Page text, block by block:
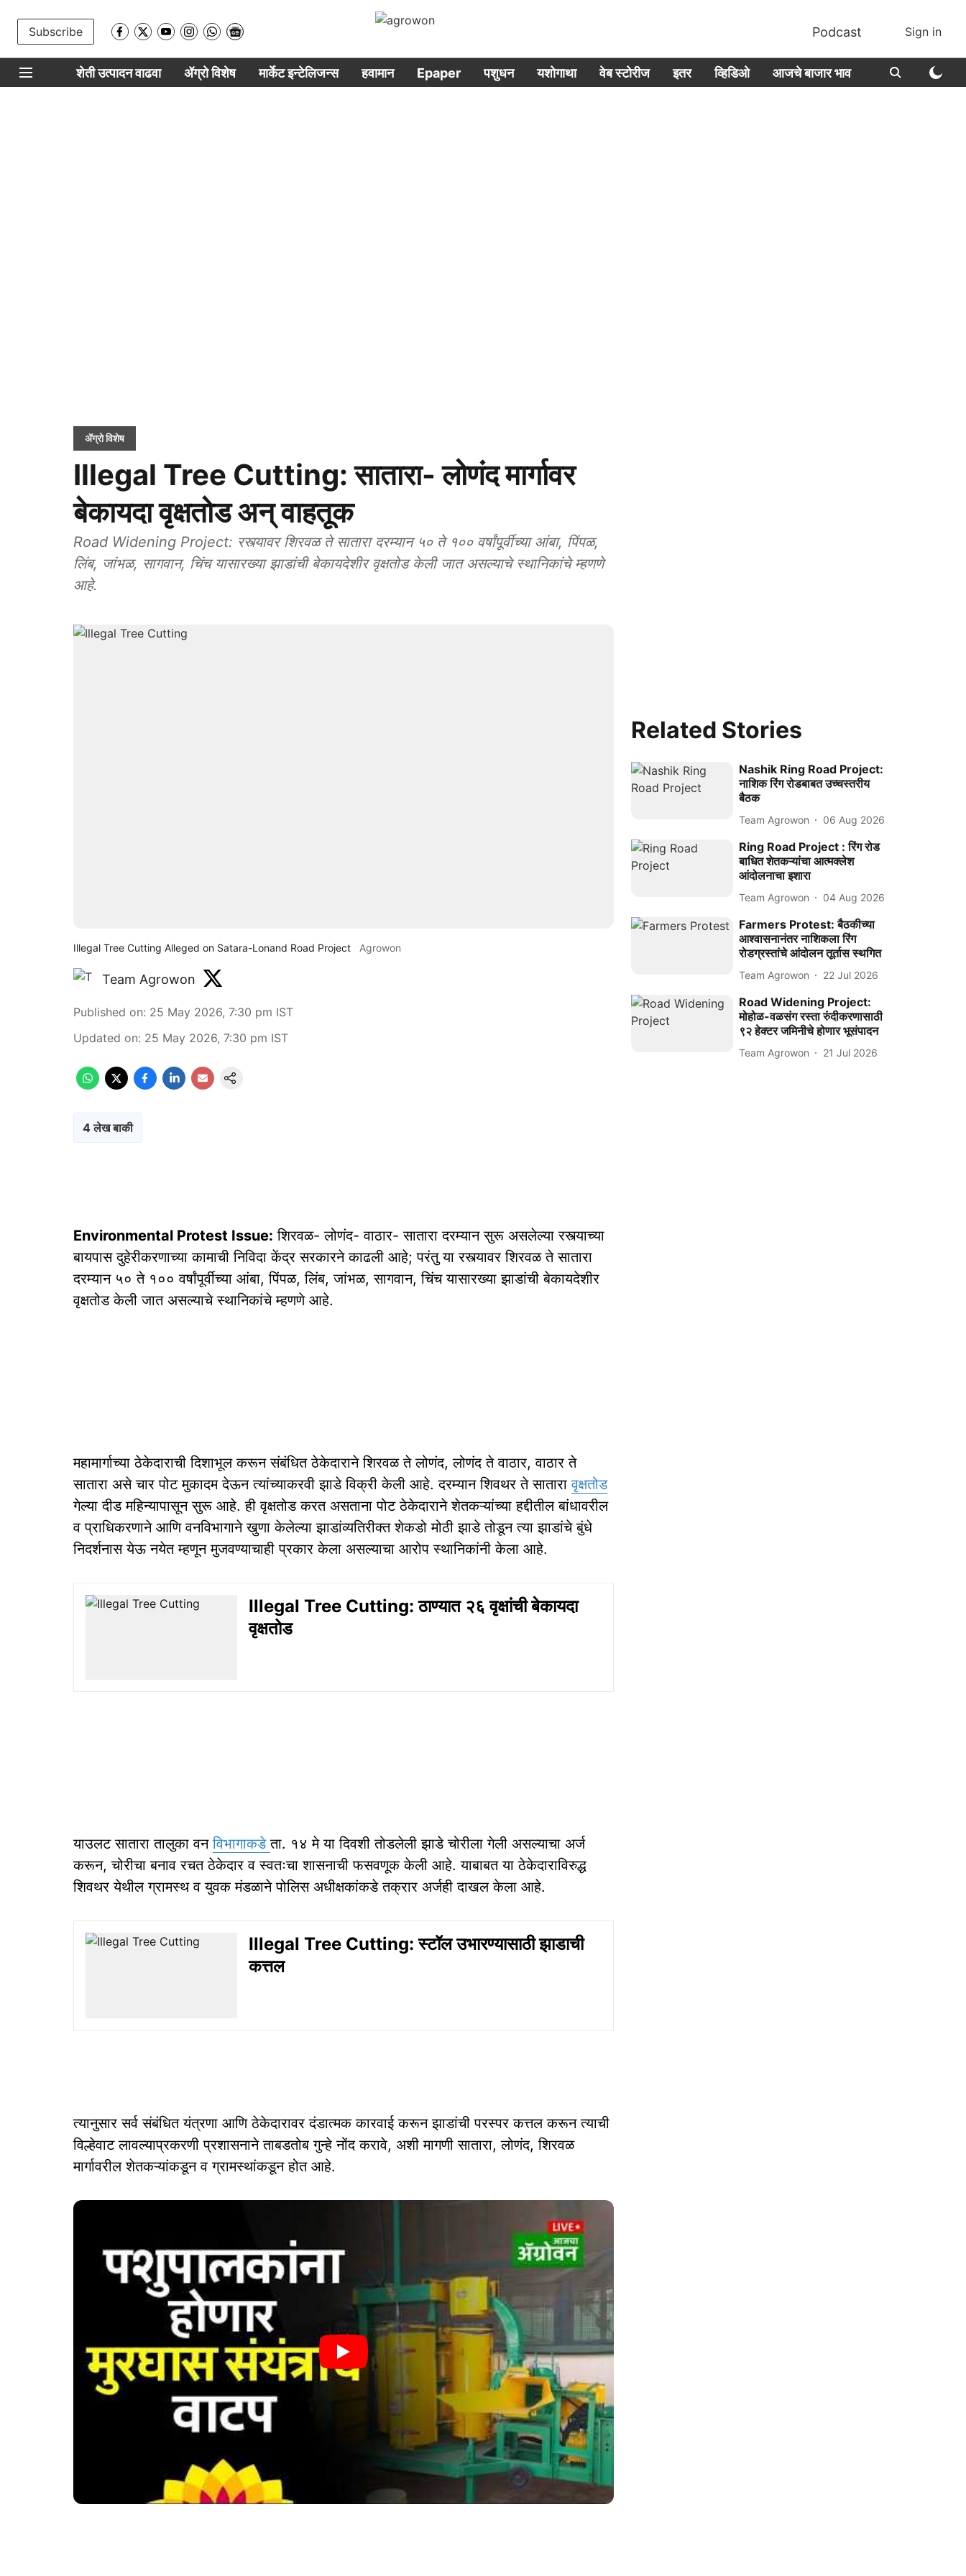
Subscribe Podcast Sign in
शेती उत्पादन वाढवा ॲग्रो विशेष मार्केट इन्टेलिजन्स हवामान Epaper पशुधन यशोगाथा वेब स्टोरीज इतर व्हिडिओ आजचे बाजार भाव
ॲग्रो विशेष
Illegal Tree Cutting: सातारा- लोणंद मार्गावर
बेकायदा वृक्षतोड अन् वाहतूक
Road Widening Project: रस्त्यावर शिरवळ ते सातारा दरम्‍यान ५० ते १०० वर्षांपूर्वीच्‍या आंबा, पिंपळ,
लिंब, जांभळ, सागवान, चिंच यासारख्‍या झाडांची बेकायदेशीर वृक्षतोड केली जात असल्‍याचे स्‍थानिकांचे म्‍हणणे
आहे.
Illegal Tree Cutting Alleged on Satara-Lonand Road Project Agrowon
Team Agrowon
Published on: 25 May 2026, 7:30 pm IST
Updated on: 25 May 2026, 7:30 pm IST
4 लेख बाकी
Environmental Protest Issue: शिरवळ- लोणंद- वाठार- सातारा दरम्यान सुरू असलेल्या रस्त्याच्या
बायपास दुहेरीकरणाच्या कामाची निविदा केंद्र सरकारने काढली आहे; परंतु या रस्त्यावर शिरवळ ते सातारा
दरम्‍यान ५० ते १०० वर्षांपूर्वीच्‍या आंबा, पिंपळ, लिंब, जांभळ, सागवान, चिंच यासारख्‍या झाडांची बेकायदेशीर
वृक्षतोड केली जात असल्‍याचे स्‍थानिकांचे म्‍हणणे आहे.
महामार्गाच्या ठेकेदाराची दिशाभूल करून संबंधित ठेकेदाराने शिरवळ ते लोणंद, लोणंद ते वाठार, वाठार ते
सातारा असे चार पोट मुकादम देऊन त्यांच्‍याकरवी झाडे विक्री केली आहे. दरम्यान शिवथर ते सातारावृक्षतोड
गेल्या दीड महिन्यापासून सुरू आहे. ही वृक्षतोड करत असताना पोट ठेकेदाराने शेतकऱ्यांच्या हद्दीतील बांधावरील
व प्राधिकरणाने आणि वनविभागाने खुणा केलेल्या झाडांव्‍यतिरीक्‍त शेकडो मोठी झाडे तोडून त्या झाडांचे बुंधे
निदर्शनास येऊ नयेत म्हणून मुजवण्याचाही प्रकार केला असल्‍याचा आरोप स्‍थानिकांनी केला आहे.
Illegal Tree Cutting: ठाण्यात २६ वृक्षांची बेकायदा
वृक्षतोड
याउलट सातारा तालुका वनविभागाकडेता. १४ मे या दिवशी तोडलेली झाडे चोरीला गेली असल्‍याचा अर्ज
करून, चोरीचा बनाव रचत ठेकेदार व स्वतःचा शासनाची फसवणूक केली आहे. याबाबत या ठेकेदाराविरुद्ध
शिवथर येथील ग्रामस्थ व युवक मंडळाने पोलिस अधीक्षकांकडे तक्रार अर्जही दाखल केला आहे.
Illegal Tree Cutting: स्टॉल उभारण्यासाठी झाडाची
कत्तल
त्‍यानुसार सर्व संबंधित यंत्रणा आणि ठेकेदारावर दंडात्मक कारवाई करून झाडांची परस्‍पर कत्तल करून त्याची
विल्हेवाट लावल्याप्रकरणी प्रशासनाने ताबडतोब गुन्हे नोंद करावे, अशी मागणी सातारा, लोणंद, शिरवळ
मार्गावरील शेतकऱ्यांकडून व ग्रामस्‍थांकडून होत आहे.
Related Stories
Nashik Ring Road Project:
नाशिक रिंग रोडबाबत उच्चस्तरीय
बैठक
Team Agrowon 06 Aug 2026
Ring Road Project : रिंग रोड
बाधित शेतकऱ्यांचा आत्मक्लेश
आंदोलनाचा इशारा
Team Agrowon 04 Aug 2026
Farmers Protest: बैठकीच्या
आश्वासनानंतर नाशिकला रिंग
रोडग्रस्तांचे आंदोलन तूर्तास स्थगित
Team Agrowon 22 Jul 2026
Road Widening Project:
मोहोळ-वळसंग रस्ता रुंदीकरणासाठी
९२ हेक्टर जमिनीचे होणार भूसंपादन
Team Agrowon 21 Jul 2026